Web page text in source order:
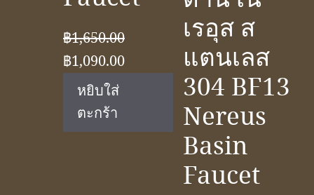
฿1,650.00
Original
price
was:
฿1,650.00.
฿1,090.00Current
฿1,090.00.
หยิบใส่
ตะกร้า
เรอุส ส
แตนเลส
304 BF13
Nereus
Basin
Faucet